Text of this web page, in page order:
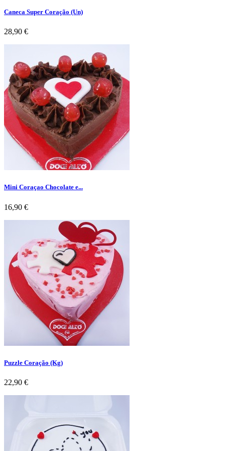
Caneca Super Coração (Un)
Preço
28,90 €
Mini Coraçao Chocolate e...
Preço
16,90 €
Puzzle Coração (Kg)
Preço
22,90 €